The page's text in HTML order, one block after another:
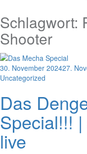
Schlagwort:
Shooter
30. November 202427.
Uncategorized
Das
Special!!!
live